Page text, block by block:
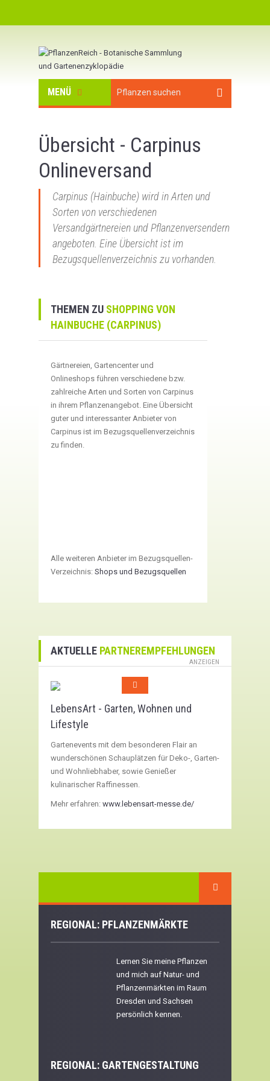
MENÜ
Übersicht - Carpinus
Onlineversand
Carpinus (Hainbuche) wird in Arten und
Sorten von verschiedenen
Versandgärtnereien und Pflanzenversendern
angeboten. Eine Übersicht ist im
Bezugsquellenverzeichnis zu vorhanden.
THEMEN ZU SHOPPING VON
HAINBUCHE (CARPINUS)
Gärtnereien, Gartencenter und
Onlineshops führen verschiedene bzw.
zahlreiche Arten und Sorten von Carpinus
in ihrem Pflanzenangebot. Eine Übersicht
guter und interessanter Anbieter von
Carpinus ist im Bezugsquellenverzeichnis
zu finden.
Alle weiteren Anbieter im Bezugsquellen-
Verzeichnis: Shops und Bezugsquellen
AKTUELLE PARTNEREMPFEHLUNGEN
ANZEIGEN
LebensArt - Garten, Wohnen und
Lifestyle
Gartenevents mit dem besonderen Flair an
wunderschönen Schauplätzen für Deko-, Garten-
und Wohnliebhaber, sowie Genießer
kulinarischer Raffinessen.
Mehr erfahren: www.lebensart-messe.de/
REGIONAL: PFLANZENMÄRKTE
Lernen Sie meine Pflanzen
und mich auf Natur- und
Pflanzenmärkten im Raum
Dresden und Sachsen
persönlich kennen.
REGIONAL: GARTENGESTALTUNG